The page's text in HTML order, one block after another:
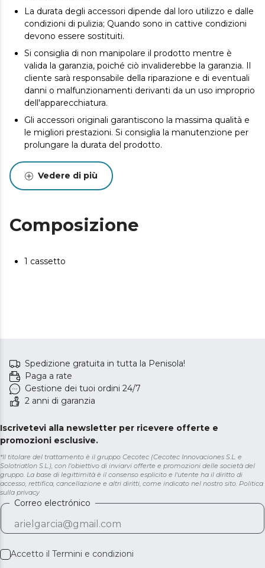
La durata degli accessori dipende dal loro utilizzo e dalle
condizioni di pulizia; Quando sono in cattive condizioni
devono essere sostituiti.
Si consiglia di non manipolare il prodotto mentre è
valida la garanzia, poiché ciò invaliderebbe la garanzia. Il
cliente sarà responsabile della riparazione e di eventuali
danni o malfunzionamenti derivanti da un uso improprio
dell'apparecchiatura.
Gli accessori originali garantiscono la massima qualità e
le migliori prestazioni. Si consiglia la manutenzione per
prolungare la durata del prodotto.
Vedere di più
Composizione
1 cassetto
Spedizione gratuita in tutta la Penisola!
Paga a rate
Gestione dei tuoi ordini 24/7
2 anni di garanzia
Iscrivetevi alla newsletter per ricevere offerte e
promozioni esclusive.
*Il titolare del trattamento è il gruppo Cecotec (Cecotec Innovaciones S.L. e
Solotriatlon S.L.), con l'obiettivo di inviarvi offerte e promozioni delle società del
gruppo. La base di legittimità è il consenso esplicito e l'utente ha il diritto di
accesso, rettifica, cancellazione e altri diritti, come indicato nel nostro sito. Politica
sulla privacy
Correo electrónico
Accetto il Termini e condizioni